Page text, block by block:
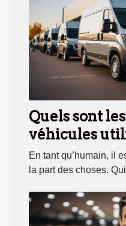
Quels sont
véhicules
En tant qu’humain, il
la part des choses.